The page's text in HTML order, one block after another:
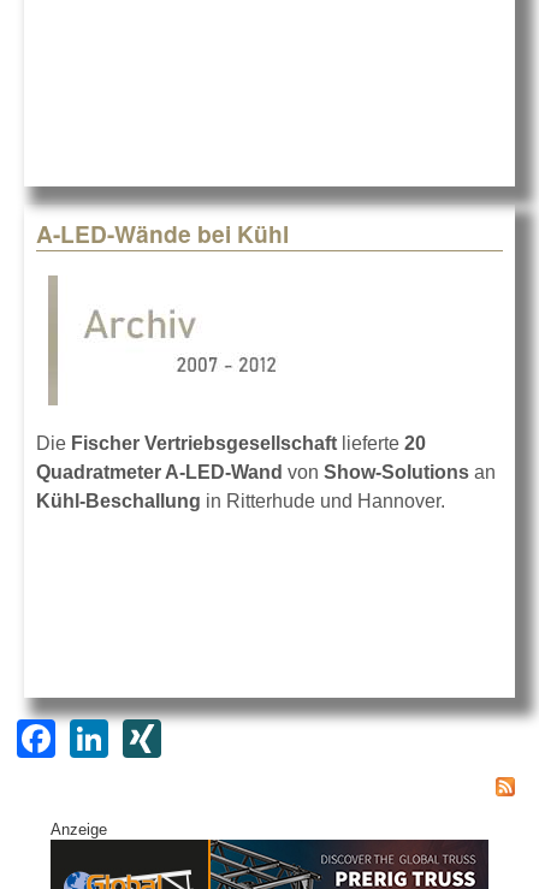
A-LED-Wände bei Kühl
Die Fischer Vertriebsgesellschaft lieferte 20
Quadratmeter A-LED-Wand von Show-Solutions an
Kühl-Beschallung in Ritterhude und Hannover.
F
c
e
Li
e
XI
Anzeige